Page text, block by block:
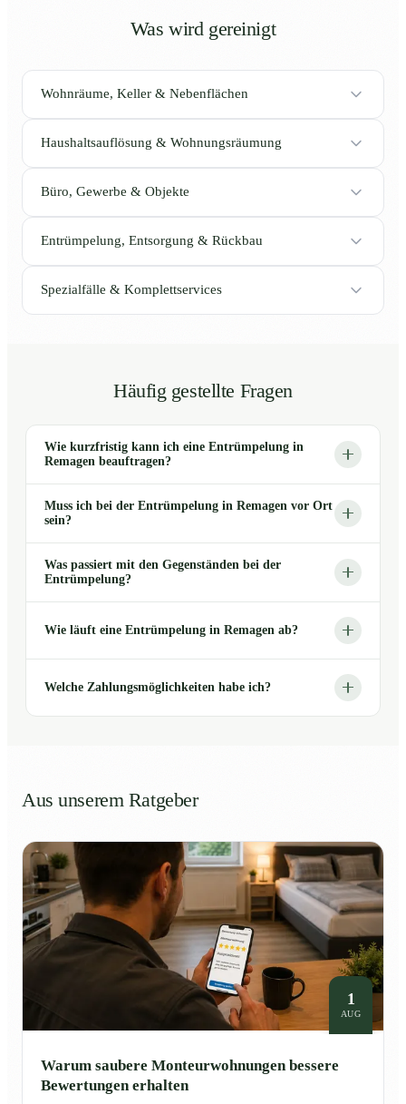
Was wird gereinigt
Wohnräume, Keller & Nebenflächen
Haushaltsauflösung & Wohnungsräumung
Büro, Gewerbe & Objekte
Entrümpelung, Entsorgung & Rückbau
Spezialfälle & Komplettservices
Häufig gestellte Fragen
Wie kurzfristig kann ich eine Entrümpelung in
Remagen beauftragen?
Muss ich bei der Entrümpelung in Remagen vor Ort
sein?
Was passiert mit den Gegenständen bei der
Entrümpelung?
Wie läuft eine Entrümpelung in Remagen ab?
Welche Zahlungsmöglichkeiten habe ich?
Aus unserem Ratgeber
1
AUG
Warum saubere Monteurwohnungen bessere
Bewertungen erhalten